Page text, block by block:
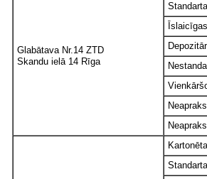
Glabātava Nr.14 ZTD
Skandu ielā 14 Rīga
Standarta
Īslaicīgas
Standarta